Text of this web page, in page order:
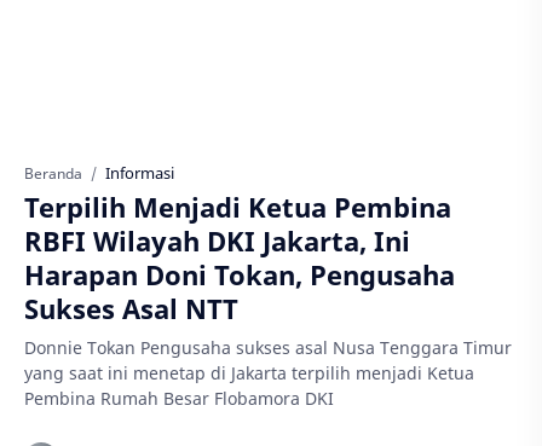
Beranda Informasi
Terpilih Menjadi Ketua Pembina
RBFI Wilayah DKI Jakarta, Ini
Harapan Doni Tokan, Pengusaha
Sukses Asal NTT
Donnie Tokan Pengusaha sukses asal Nusa Tenggara Timur
yang saat ini menetap di Jakarta terpilih menjadi Ketua
Pembina Rumah Besar Flobamora DKI